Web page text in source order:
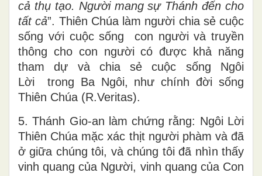
nhập thể:“Khi đi vào trong nhân loại,
Người đã xây dựng sự hiệp thông với tất
cả thụ tạo. Người mang sự Thánh đến cho
tất cả ”. Thiên Chúa làm người chia sẻ cuộc
sống với cuộc sống con người và truyền
thông cho con người có được khả năng
tham dự và chia sẻ cuộc sống Ngôi
Lời trong Ba Ngôi, như chính đời sống
Thiên Chúa (R.Veritas).
5. Thánh Gio-an làm chứng rằng: Ngôi Lời
Thiên Chúa mặc xác thịt người phàm và đã